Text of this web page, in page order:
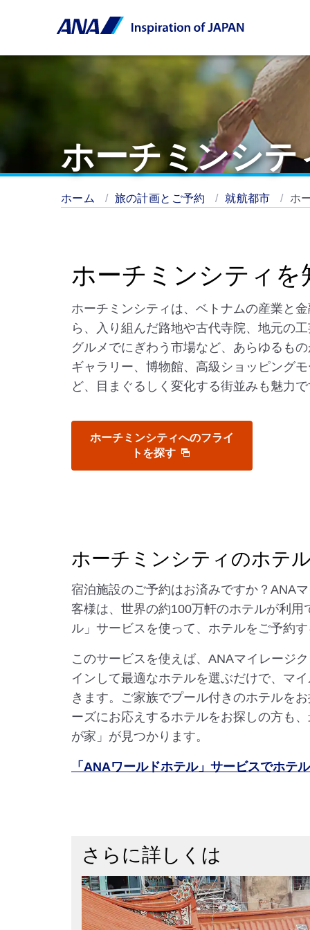
ホーチミンシテ
ホーム 旅の計画とご予約 就航都市 ホ
ホーチミンシティを
ホーチミンシティは、ベトナムの産業と
ら、入り組んだ路地や古代寺院、地元の
グルメでにぎわう市場など、あらゆるも
ギャラリー、博物館、高級ショッピング
ど、目まぐるしく変化する街並みも魅力
ホーチミンシティへのフライ
トを探す
ホーチミンシティのホテ
宿泊施設のご予約はお済みですか？ANA
客様は、世界の約100万軒のホテルが利用
ル」サービスを使って、ホテルをご予約
このサービスを使えば、ANAマイレージ
インして最適なホテルを選ぶだけで、マ
きます。ご家族でプール付きのホテルを
ーズにお応えするホテルをお探しの方も
が家」が見つかります。
「ANAワールドホテル」サービスでホテ
さらに詳しくは